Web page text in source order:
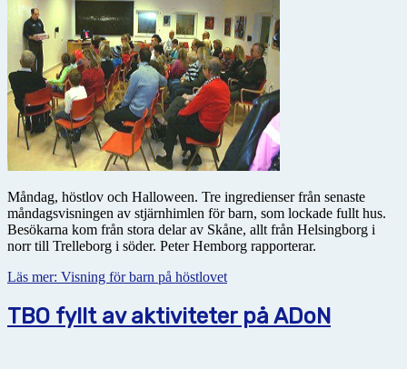
Måndag, höstlov och Halloween. Tre ingredienser från senaste
måndagsvisningen av stjärnhimlen för barn, som lockade fullt hus.
Besökarna kom från stora delar av Skåne, allt från Helsingborg i
norr till Trelleborg i söder. Peter Hemborg rapporterar.
Läs mer: Visning för barn på höstlovet
TBO fyllt av aktiviteter på ADoN